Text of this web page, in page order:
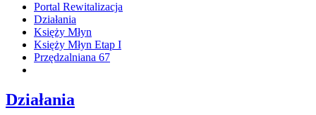
Portal Rewitalizacja
Działania
Księży Młyn
Księży Młyn Etap I
Przędzalniana 67
Działania